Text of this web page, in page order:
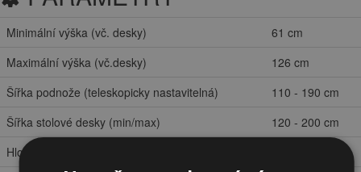
Minimální výška (vč. desky)
61 cm
Maximální výška (vč.desky)
126 cm
Šířka podnože (teleskopicky nastavitelná)
110 - 190 cm
Šířka stolové desky (min/max)
120 - 200 cm
Hloubka stolové desky